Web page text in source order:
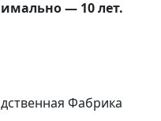
— 10 лет.
Фабрика